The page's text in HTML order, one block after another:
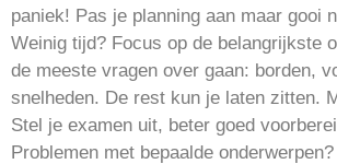
paniek! Pas je planning aan maar gooi
Weinig tijd? Focus op de belangrijkste
de meeste vragen over gaan: borden,
snelheden. De rest kun je laten zitten.
Stel je examen uit, beter goed
Problemen met bepaalde